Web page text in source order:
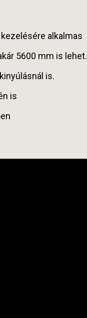
alkalmas
5600 mm is lehet.
is.
is